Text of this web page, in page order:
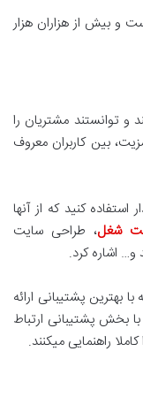
و بیش از هزاران هزار
و توانستند مشتریان را
بین کاربران معروف
کنید که از آنها
شغل، طراحی سایت
اشاره کرد.
بهترین پشتیبانی ارائه
با بخش پشتیبانی ارتباط
راهنمایی میکنند.